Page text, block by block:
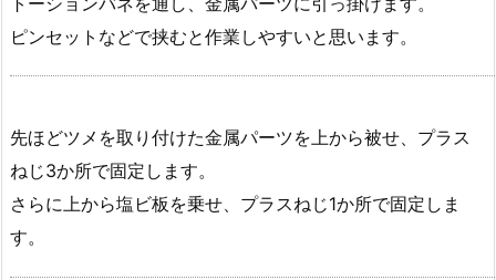
ピンセットなどで挟むと作業しやすいと思います。
先ほどツメを取り付けた金属パーツを上から被せ、プラス
ねじ3か所で固定します。
さらに上から塩ビ板を乗せ、プラスねじ1か所で固定しま
す。